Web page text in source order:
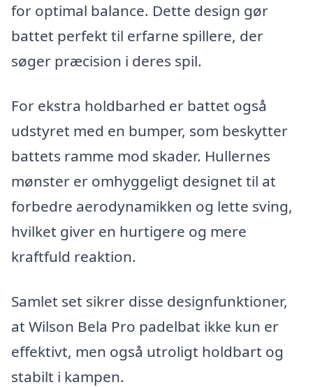
for optimal balance. Dette design gør
battet perfekt til erfarne spillere, der
søger præcision i deres spil.
For ekstra holdbarhed er battet også
udstyret med en bumper, som beskytter
battets ramme mod skader. Hullernes
mønster er omhyggeligt designet til at
forbedre aerodynamikken og lette sving,
hvilket giver en hurtigere og mere
kraftfuld reaktion.
Samlet set sikrer disse designfunktioner,
at Wilson Bela Pro padelbat ikke kun er
effektivt, men også utroligt holdbart og
stabilt i kampen.